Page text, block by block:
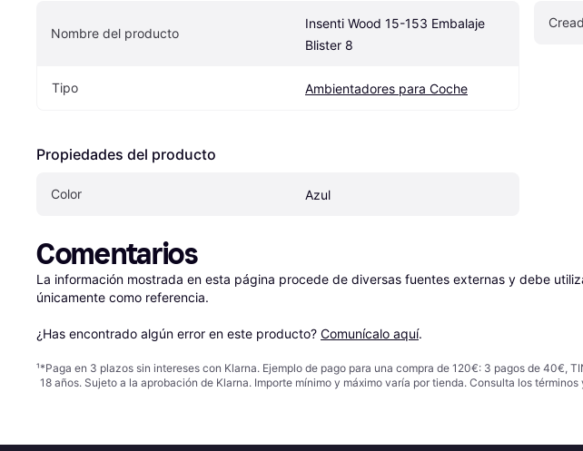
Nombre del producto
Insenti Wood 15-153 Embalaje
Blister 8
Tipo Ambientadores para Coche
Propiedades del producto
Color Azul
Comentarios
La información mostrada en esta página procede de diversas fuentes externas y debe
únicamente como referencia.
¿Has encontrado algún error en este producto? Comunícalo aquí.
¹*Paga en 3 plazos sin intereses con Klarna. Ejemplo de pago para una compra de 120€: 3 pagos de 40€,
18 años. Sujeto a la aprobación de Klarna. Importe mínimo y máximo varía por tienda. Consulta los